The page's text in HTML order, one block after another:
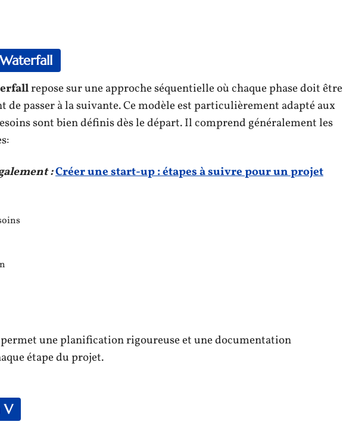
repose sur une approche séquentielle où chaque phase doit être
de passer à la suivante. Ce modèle est particulièrement adapté aux
sont bien définis dès le départ. Il comprend généralement les
:Créer une start-up : étapes à suivre pour un projet
une planification rigoureuse et une documentation
étape du projet.
V